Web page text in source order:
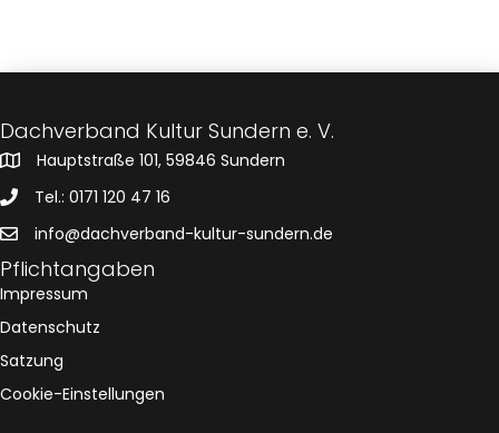
Dachverband Kultur Sundern e. V.
Hauptstraße 101, 59846 Sundern
Tel.: 0171 120 47 16
info@dachverband-kultur-sundern.de
Pflichtangaben
Impressum
Datenschutz
Satzung
Cookie-Einstellungen